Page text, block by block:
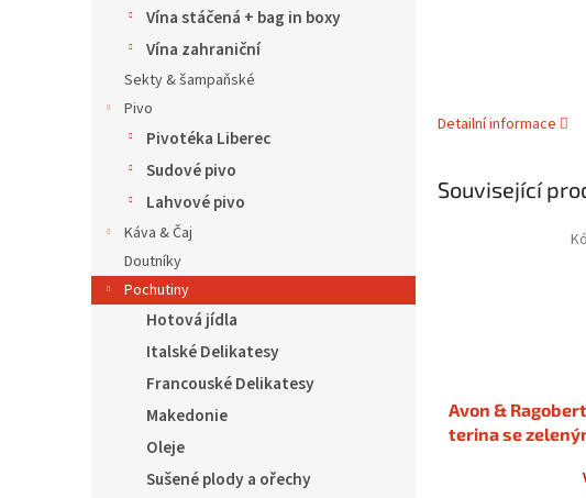
Vína stáčená + bag in boxy
Vína zahraniční
Sekty & šampaňské
Pivo
Pivotéka Liberec
Sudové pivo
Lahvové pivo
Káva & Čaj
Doutníky
Pochutiny
Hotová jídla
Italské Delikatesy
Francouské Delikatesy
Makedonie
Oleje
Sušené plody a ořechy
Detailní informace
Související
Avon &
terina se